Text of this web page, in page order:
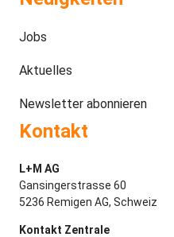
Jobs
Aktuelles
Newsletter abonnieren
Kontakt
L+M AG
Gansingerstrasse 60
5236 Remigen AG, Schweiz
Kontakt Zentrale